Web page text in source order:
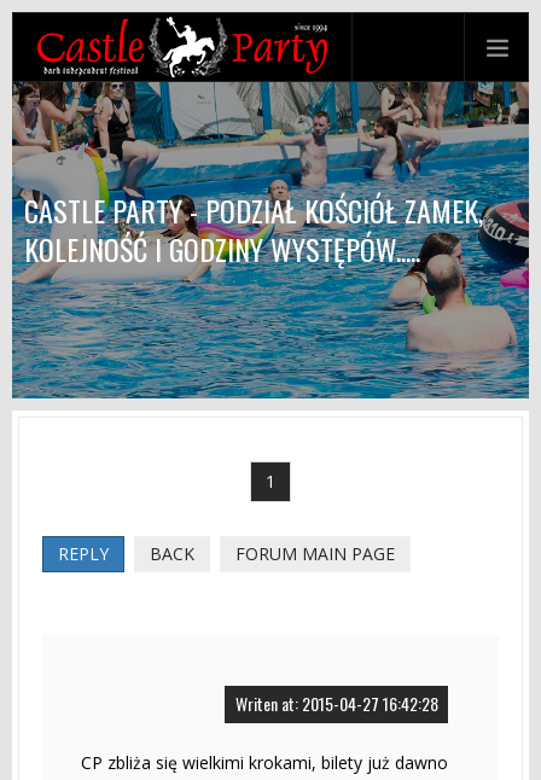
CASTLE PARTY - PODZIAŁ KOŚCIÓŁ ZAMEK,
KOLEJNOŚĆ I GODZINY WYSTĘPÓW.....
1
REPLY BACK FORUM MAIN PAGE
Writen at: 2015-04-27 16:42:28
CP zbliża się wielkimi krokami, bilety już dawno